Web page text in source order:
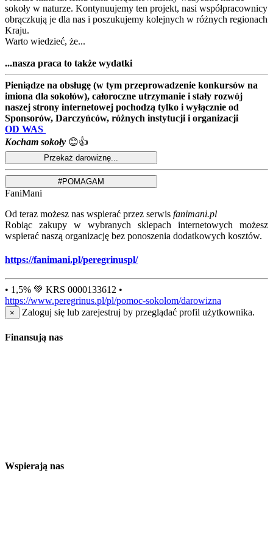
sokoły w naturze. Kontynuujemy ten projekt, nasi współpracownicy
obrączkują je dla nas i poszukujemy kolejnych w różnych regionach
Kraju.
Warto wiedzieć, że...
...nasza praca to także wydatki
Pieniądze na obsługę (w tym przeprowadzenie konkursów na
imiona dla sokołów), całoroczne utrzymanie i stały rozwój
naszej strony internetowej pochodzą tylko i wyłącznie od
Sponsorów, Darczyńców, różnych instytucji i organizacji
OD WAS
Kocham sokoły 😊👍
FaniMani
Od teraz możesz nas wspierać przez serwis fanimani.pl
Robiąc zakupy w wybranych sklepach internetowych możesz
wspierać naszą organizację bez ponoszenia dodatkowych kosztów.
https://fanimani.pl/peregrinuspl/
• 1,5% 💚 KRS 0000133612 •
https://www.peregrinus.pl/pl/pomoc-sokolom/darowizna
× Zaloguj się lub zarejestruj by przeglądać profil użytkownika.
Finansują nas
Wspierają nas